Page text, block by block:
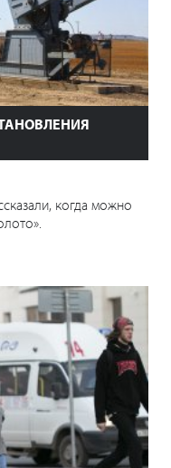
когда можно